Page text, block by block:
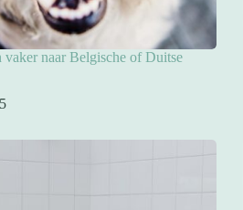
vaker naar Belgische of Duitse